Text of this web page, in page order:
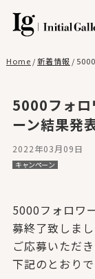
Home /新着情報 /
5000フォロ
ーン結果発
2022年03月09日
キャンペーン
5000フォロワ
募終了致しまし
ご応募いただ
下記のとおりで